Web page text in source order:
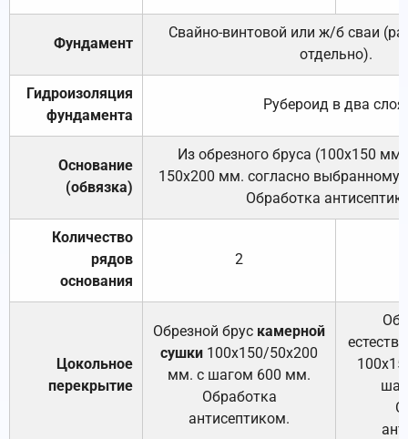
Фундамент
Свайно-винтовой или ж/б сваи
отдельно).
Гидроизоляция
фундамента
Рубероид в два слоя.
Основание
(обвязка)
Из обрезного бруса (100х150
150х200 мм. согласно выбранному
Обработка
Количество
рядов
основания
2
Цокольное
перекрытие
Обрезной брус камерной
сушки 100х150/50х200
мм. с шагом 600 мм.
Обработка
антисептиком.